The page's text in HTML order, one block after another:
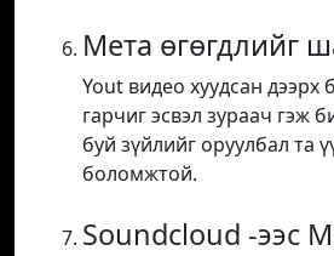
Мета өгөгдлийг
Yout видео хуудсан дээрх
гарчиг эсвэл зураач гэж
буй зүйлийг оруулбал та
боломжтой.
Soundcloud -ээс